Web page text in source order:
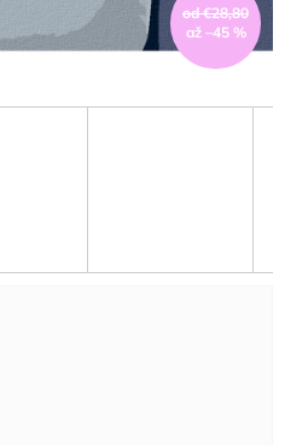
od €28,80
až –45 %